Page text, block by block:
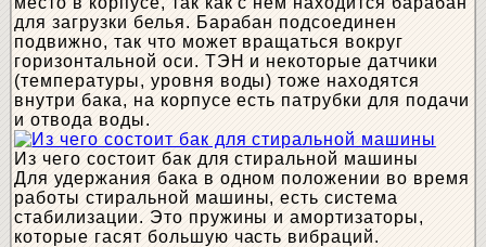
для загрузки белья. Барабан подсоединен
подвижно, так что может вращаться вокруг
горизонтальной оси. ТЭН и некоторые датчики
(температуры, уровня воды) тоже находятся
внутри бака, на корпусе есть патрубки для подачи
и отвода воды.
Из чего состоит бак для стиральной машины
Для удержания бака в одном положении во время
работы стиральной машины, есть система
стабилизации. Это пружины и амортизаторы,
которые гасят большую часть вибраций.